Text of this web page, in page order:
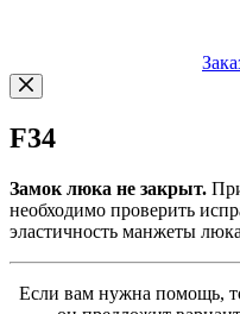
F34
Замок люка не закрыт.
необходимо проверить
эластичность манжеты
Если вам нужна помощь,